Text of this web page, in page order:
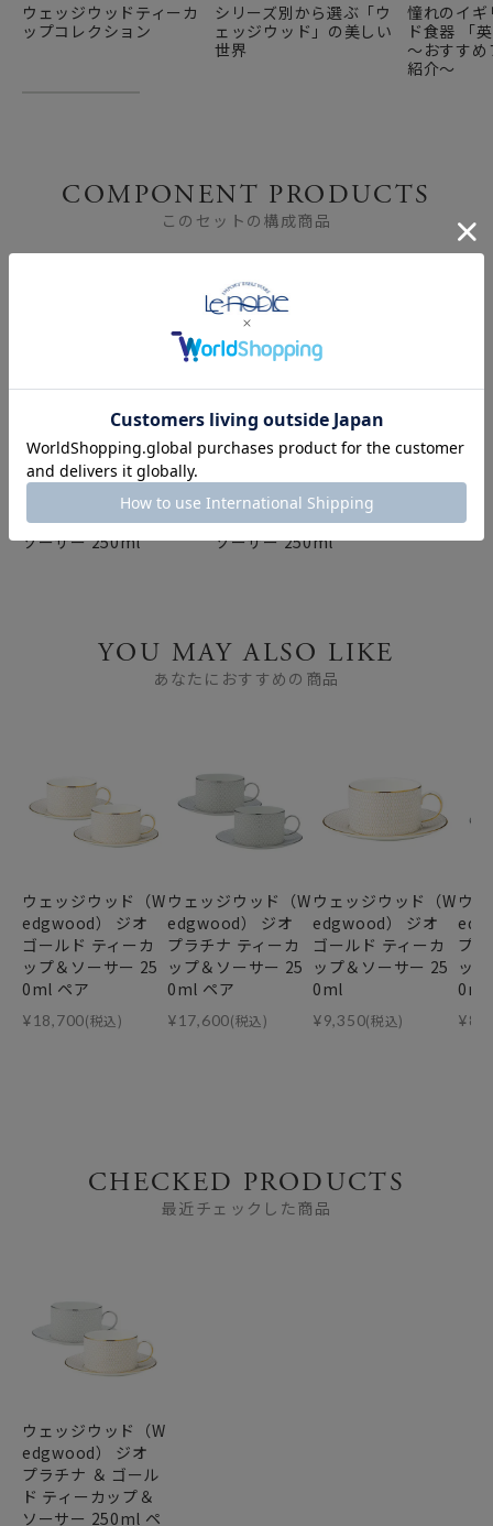
ウェッジウッドティーカ
ップコレクション
シリーズ別から選ぶ「ウ
ェッジウッド」の美しい
世界
憧れのイ
ド食器 「
～おすす
紹介～
COMPONENT PRODUCTS
このセットの構成商品
ウェッジウッド
（Wedgwood） ジオ プ
ラチナ ティーカップ＆
ソーサー 250ml
ウェッジウッド
（Wedgwood） ジオ ゴ
ールド ティーカップ＆
ソーサー 250ml
YOU MAY ALSO LIKE
あなたにおすすめの商品
ウェッジウッド（W
edgwood） ジオ
ゴールド ティーカ
ップ＆ソーサー 25
0ml ペア
¥18,700(税込)
ウェッジウッド（W
edgwood） ジオ
プラチナ ティーカ
ップ＆ソーサー 25
0ml ペア
¥17,600(税込)
ウェッジウッド（W
edgwood） ジオ
ゴールド ティーカ
ップ＆ソーサー 25
0ml
¥9,350(税込)
ウ
プ
ッ
0ml
¥
CHECKED PRODUCTS
最近チェックした商品
ウェッジウッド（W
edgwood） ジオ
プラチナ ＆ ゴール
ド ティーカップ＆
ソーサー 250ml ペ